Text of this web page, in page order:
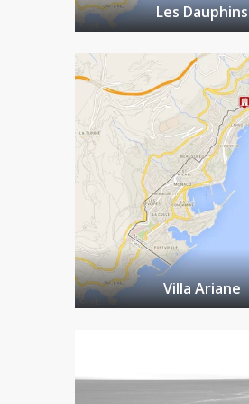
Les Dauphins
Villa Ariane